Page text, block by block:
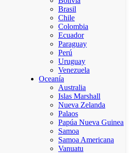
Brasil
Chile
Colombia
Ecuador
Paraguay
Perú
Uruguay
Venezuela
Oceanía
Australia
Islas Marshall
Nueva Zelanda
Palaos
Papúa Nueva Guinea
Samoa
Samoa Americana
Vanuatu